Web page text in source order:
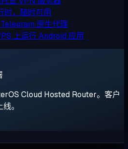
时，随时可用
Telegram 原生代理
上运行 Android 应用
Cloud Hosted Router。客户
。